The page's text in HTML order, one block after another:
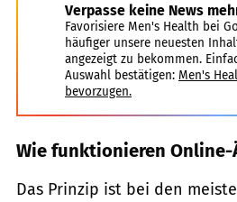
Verpasse keine News
Favorisiere Men's Health bei
häufiger unsere neuesten
angezeigt zu bekommen.
Auswahl bestätigen: Men's
bevorzugen.
Wie funktionieren Online-
Das Prinzip ist bei den